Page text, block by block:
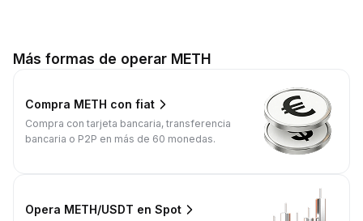
Más formas de operar METH
Compra METH con fiat
Compra con tarjeta bancaria, transferencia
bancaria o P2P en más de 60 monedas.
Opera METH/USDT en Spot